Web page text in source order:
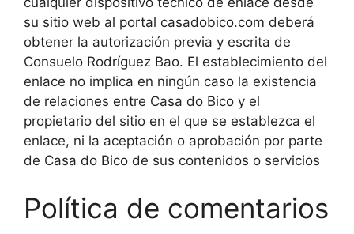
su sitio web al portal casadobico.com deberá
obtener la autorización previa y escrita de
Consuelo Rodríguez Bao. El establecimiento del
enlace no implica en ningún caso la existencia
de relaciones entre Casa do Bico y el
propietario del sitio en el que se establezca el
enlace, ni la aceptación o aprobación por parte
de Casa do Bico de sus contenidos o servicios
Política de comentarios